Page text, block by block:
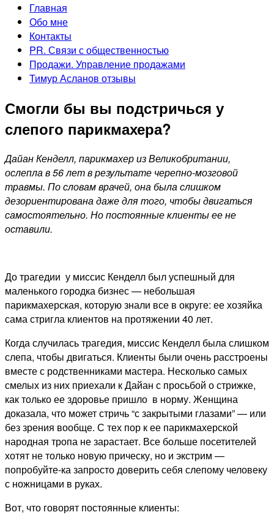
Главная
Обо мне
Контакты
PR. Связи с общественностью
Продажи. Управление продажами
Тимур Асланов отзывы
Смогли бы вы подстричься у
слепого парикмахера?
Дайан Кенделл, парикмахер из Великобритании,
ослепла в 56 лет в результате черепно-мозговой
травмы. По словам врачей, она была слишком
дезориентирована даже для того, чтобы двигаться
самостоятельно. Но постоянные клиенты ее не
оставили.
До трагедии у миссис Кенделл был успешный для
маленького городка бизнес — небольшая
парикмахерская, которую знали все в округе: ее хозяйка
сама стригла клиентов на протяжении 40 лет.
Когда случилась трагедия, миссис Кенделл была слишком
слепа, чтобы двигаться. Клиенты были очень расстроены
вместе с родственниками мастера. Несколько самых
смелых из них приехали к Дайан с просьбой о стрижке,
как только ее здоровье пришло в норму. Женщина
доказала, что может стричь “с закрытыми глазами” — или
без зрения вообще. С тех пор к ее парикмахерской
народная тропа не зарастает. Все больше посетителей
хотят не только новую прическу, но и экстрим —
попробуйте-ка запросто доверить себя слепому человеку
с ножницами в руках.
Вот, что говорят постоянные клиенты: